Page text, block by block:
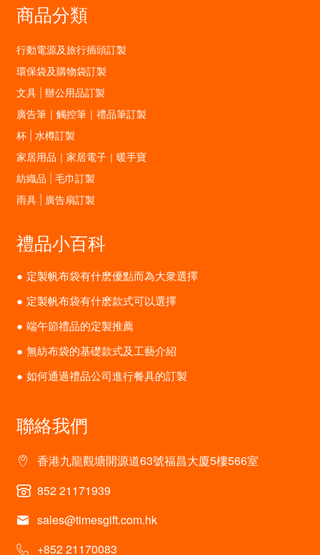
商品分類
行動電源及旅行插頭訂製
環保袋及購物袋訂製
文具 | 辦公用品訂製
廣告筆｜觸控筆｜禮品筆訂製
杯 | 水樽訂製
家居用品｜家居電子｜暖手寶
紡織品 | 毛巾訂製
雨具 | 廣告扇訂製
禮品小百科
定製帆布袋有什麽優點而為大衆選擇
定製帆布袋有什麽款式可以選擇
端午節禮品的定製推薦
無紡布袋的基礎款式及工藝介紹
如何通過禮品公司進行餐具的訂製
聯絡我們
香港九龍觀塘開源道63號福昌大廈5樓566室
852 21171939
sales@timesgift.com.hk
+852 21170083